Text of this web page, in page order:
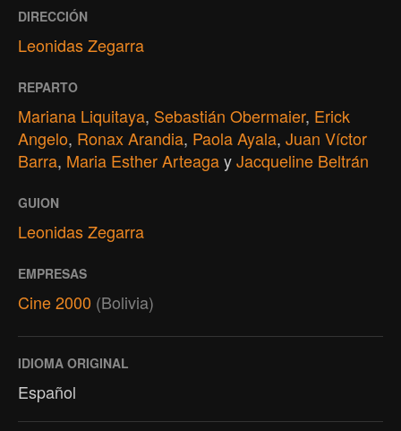
DIRECCIÓN
Leonidas Zegarra
REPARTO
Mariana Liquitaya, Sebastián Obermaier, Erick
Angelo, Ronax Arandia, Paola Ayala, Juan Víctor
Barra, Maria Esther ArteagayJacqueline Beltrán
GUION
Leonidas Zegarra
EMPRESAS
Cine 2000 (Bolivia)
IDIOMA ORIGINAL
Español